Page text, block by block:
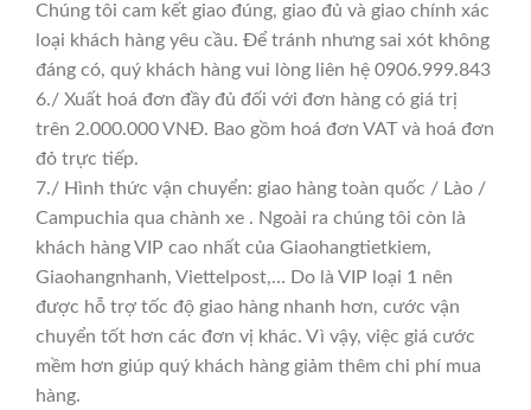
Chúng tôi cam kết giao đúng, giao đủ và giao chính xác
loại khách hàng yêu cầu. Để tránh nhưng sai xót không
đáng có, quý khách hàng vui lòng liên hệ 0906.999.843
6./ Xuất hoá đơn đầy đủ đối với đơn hàng có giá trị
trên 2.000.000 VNĐ. Bao gồm hoá đơn VAT và hoá đơn
đỏ trực tiếp.
7./ Hình thức vận chuyển: giao hàng toàn quốc / Lào /
Campuchia qua chành xe . Ngoài ra chúng tôi còn là
khách hàng VIP cao nhất của Giaohangtietkiem,
Giaohangnhanh, Viettelpost,… Do là VIP loại 1 nên
được hỗ trợ tốc độ giao hàng nhanh hơn, cước vận
chuyển tốt hơn các đơn vị khác. Vì vậy, việc giá cước
mềm hơn giúp quý khách hàng giảm thêm chi phí mua
hàng.